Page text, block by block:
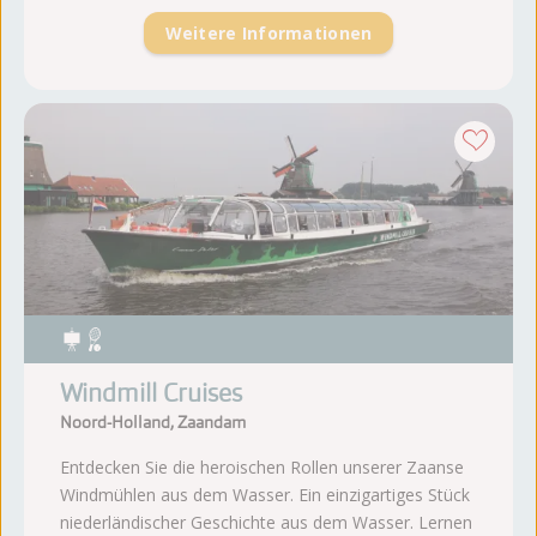
Weitere Informationen
Windmill Cruises
Noord-Holland, Zaandam
Entdecken Sie die heroischen Rollen unserer Zaanse
Windmühlen aus dem Wasser. Ein einzigartiges Stück
niederländischer Geschichte aus dem Wasser. Lernen